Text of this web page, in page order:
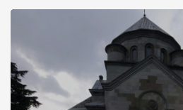
Херсонесі Володимир-язичник,
А потім було Хрещення Русі. На